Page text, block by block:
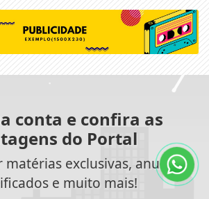
conta e confira as
do Portal
matérias exclusivas, anunciar
e muito mais!